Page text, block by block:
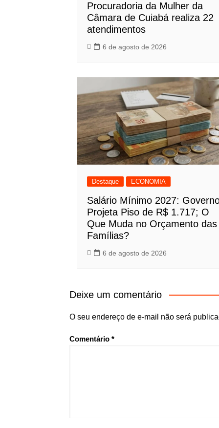
Procuradoria da Mulher da
Câmara de Cuiabá realiza 22
atendimentos
6 de agosto de 2026
Destaque ECONOMIA
Salário Mínimo 2027:
Projeta Piso de R$ 1.717; O
Que Muda no Orçamento das
Famílias?
6 de agosto de 2026
Deixe um comentário
O seu endereço de e-mail não será
Comentário *